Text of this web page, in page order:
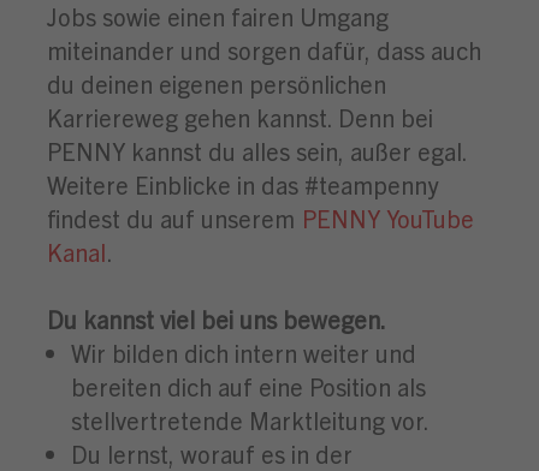
Jobs sowie einen fairen Umgang
miteinander und sorgen dafür, dass auch
du deinen eigenen persönlichen
Karriereweg gehen kannst. Denn bei
PENNY kannst du alles sein, außer egal.
Weitere Einblicke in das #teampenny
findest du auf unserem PENNY YouTube
Kanal.
Du kannst viel bei uns bewegen.
Wir bilden dich intern weiter und
bereiten dich auf eine Position als
stellvertretende Marktleitung vor.
Du lernst, worauf es in der